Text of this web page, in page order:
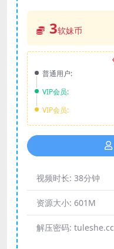
3软妹币
普通用户:
VIP会员:
VIP会员:
视频时长: 38分钟
资源大小: 601M
解压密码: tuleshe.cc